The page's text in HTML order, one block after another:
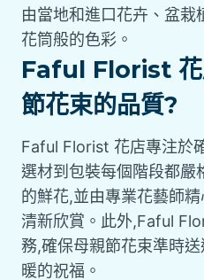
由當地和進口花卉、盆栽
花筒般的色彩。
Faful Florist 花
節花束的品質?
Faful Florist 花店專注於
選材到包裝每個階段都嚴
的鮮花,並由專業花藝師
清新欣賞。此外,Faful
務,確保母親節花束準時
暖的祝福。